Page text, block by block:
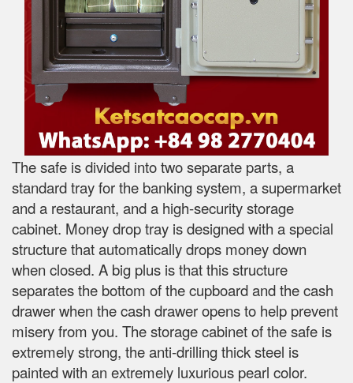
The safe is divided into two separate parts, a
standard tray for the banking system, a supermarket
and a restaurant, and a high-security storage
cabinet. Money drop tray is designed with a special
structure that automatically drops money down
when closed. A big plus is that this structure
separates the bottom of the cupboard and the cash
drawer when the cash drawer opens to help prevent
misery from you. The storage cabinet of the safe is
extremely strong, the anti-drilling thick steel is
painted with an extremely luxurious pearl color.